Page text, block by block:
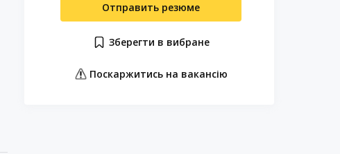
Отправить резюме
Зберегти в вибране
Поскаржитись на вакансію